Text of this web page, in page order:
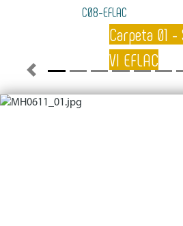
C08-EFLAC
Carpeta 01
VI EFLAC
Previous